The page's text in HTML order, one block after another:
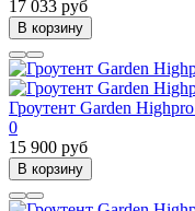
17 033 руб
В корзину
Гроутент Garden
0
15 900 руб
В корзину